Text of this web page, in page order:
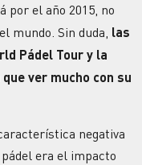
por el año 2015, no
mundo. Sin duda, las
Pádel Tour y la
ver mucho con su
negativa
era el impacto